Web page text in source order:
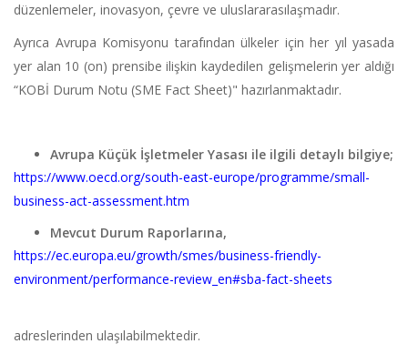
düzenlemeler, inovasyon, çevre ve uluslararasılaşmadır.
Ayrıca Avrupa Komisyonu tarafından ülkeler için her yıl yasada
yer alan 10 (on) prensibe ilişkin kaydedilen gelişmelerin yer aldığı
“KOBİ Durum Notu (SME Fact Sheet)" hazırlanmaktadır.
Avrupa Küçük İşletmeler Yasası ile ilgili detaylı bilgiye;
https://www.oecd.org/south-east-europe/programme/small-
business-act-assessment.htm
Mevcut Durum Raporlarına,
https://ec.europa.eu/growth/smes/business-friendly-
environment/performance-review_en#sba-fact-sheets
adreslerinden ulaşılabilmektedir.